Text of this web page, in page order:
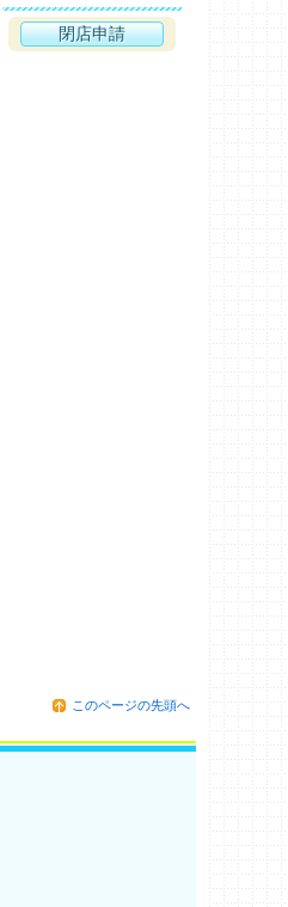
閉店申請
このページの先頭へ